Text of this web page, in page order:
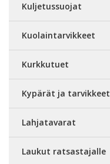
Kuljetussuojat
Kuolaintarvikkeet
Kurkkutuet
Kypärät ja tarvikkeet
Lahjatavarat
Laukut ratsastajalle